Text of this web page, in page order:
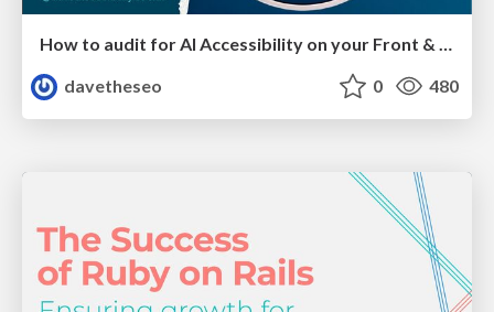
How to audit for AI Accessibility on your Front & Back End
davetheseo
0 480